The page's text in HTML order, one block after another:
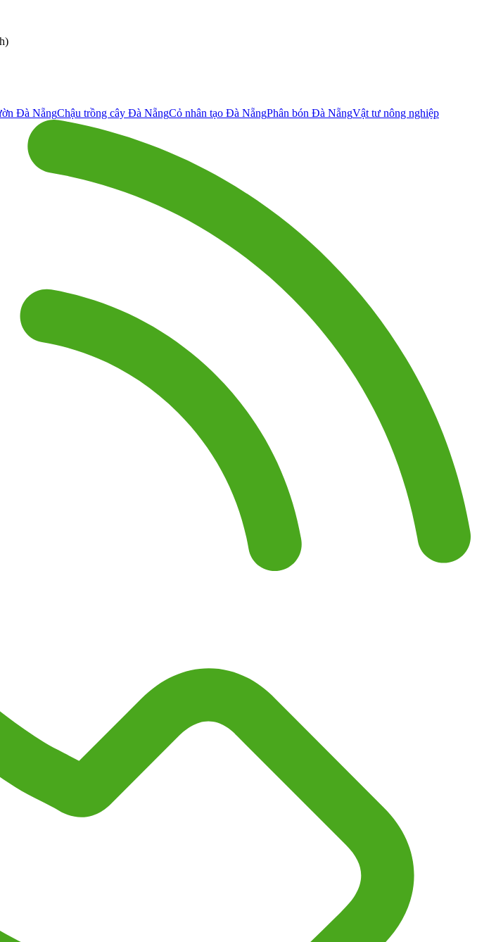
Đà NẵngChậu trồng cây Đà NẵngCỏ nhân tạo Đà NẵngPhân bón Đà NẵngVật tư nông nghiệp